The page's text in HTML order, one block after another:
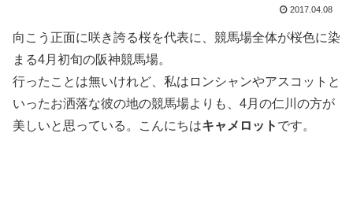
2017.04.08
向こう正面に咲き誇る桜を代表に、競馬場全体が桜色に染
まる4月初旬の阪神競馬場。
行ったことは無いけれど、私はロンシャンやアスコットと
いったお洒落な彼の地の競馬場よりも、4月の仁川の方が
美しいと思っている。こんにちはキャメロット です。